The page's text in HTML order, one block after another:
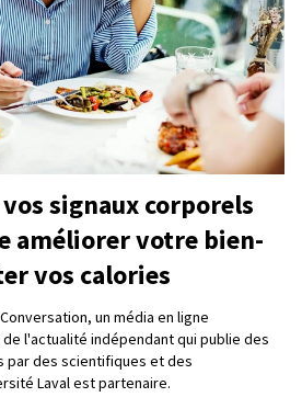
signaux corporels
améliorer votre bien-
vos calories
un média en ligne
l'actualité indépendant qui publie des
par des scientifiques et des
Laval est partenaire.